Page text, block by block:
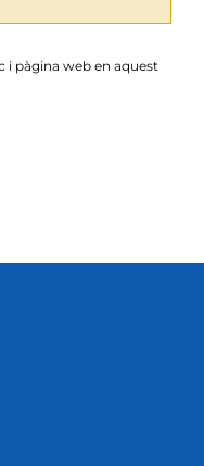
i pàgina web en aquest